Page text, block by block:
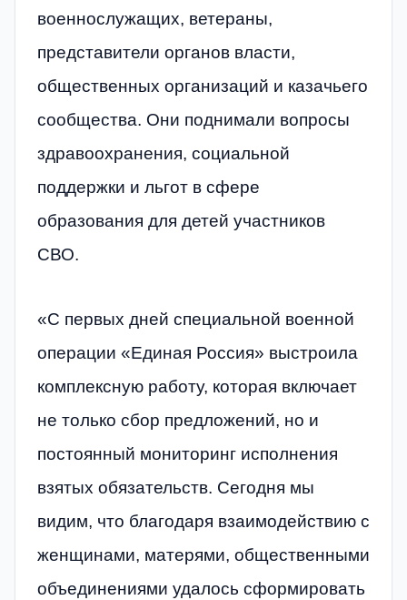
военнослужащих, ветераны,
представители органов власти,
общественных организаций и казачьего
сообщества. Они поднимали вопросы
здравоохранения, социальной
поддержки и льгот в сфере
образования для детей участников
СВО.
«С первых дней специальной военной
операции «Единая Россия» выстроила
комплексную работу, которая включает
не только сбор предложений, но и
постоянный мониторинг исполнения
взятых обязательств. Сегодня мы
видим, что благодаря взаимодействию с
женщинами, матерями, общественными
объединениями удалось сформировать